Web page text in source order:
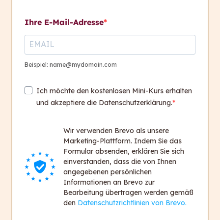
Abgabe
Abschlusspräsentation
30 Days
Kontakt
+ 43 316 393 449
Headquarter
Heinrichstraße 145
Newsletter
Bleiben Sie auf dem Laufenden!
Zum Newsletter anmelden
Ihre E-Mail-Adresse
Beispiel: name@mydomain.com
Ich möchte den kostenlosen Mini-Kurs erhalten
und akzeptiere die Datenschutzerklärung.
Wir verwenden Brevo als unsere
Marketing-Plattform. Indem Sie das
Formular absenden, erklären Sie sich
einverstanden, dass die von Ihnen
angegebenen persönlichen
Informationen an Brevo zur
Bearbeitung übertragen werden gemäß
den Datenschutzrichtlinien von Brevo.